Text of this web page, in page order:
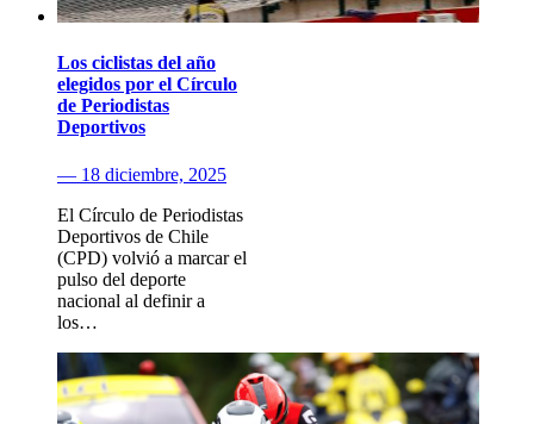
Los ciclistas del año
elegidos por el Círculo
de Periodistas
Deportivos
— 18 diciembre, 2025
El Círculo de Periodistas
Deportivos de Chile
(CPD) volvió a marcar el
pulso del deporte
nacional al definir a
los…